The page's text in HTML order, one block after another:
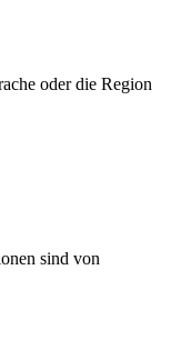
oder die Region
sind von